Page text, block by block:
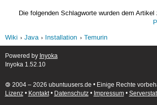
Die folgenden Schlagworte wurden dem Artikel
Wiki
Java Installation Temurin
Powered by Inyoka
Inyoka 1.52.10
🄯 2004 – 2026 ubuntuusers.de • Einige Rechte
Lizenz• Kontakt• Datenschutz• Impressum•